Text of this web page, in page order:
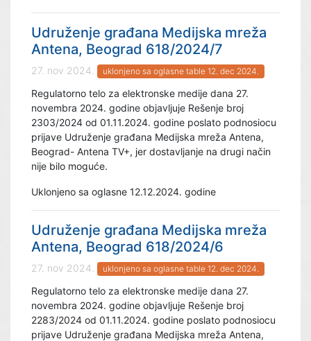
Udruženje građana Medijska mreža
Antena, Beograd 618/2024/7
27. nov 2024. uklonjeno sa oglasne table 12. dec 2024.
Regulatorno telo za elektronske medije dana 27.
novembra 2024. godine objavljuje Rešenje broj
2303/2024 od 01.11.2024. godine poslato podnosiocu
prijave Udruženje građana Medijska mreža Antena,
Beograd- Antena TV+, jer dostavljanje na drugi način
nije bilo moguće.
Uklonjeno sa oglasne 12.12.2024. godine
Udruženje građana Medijska mreža
Antena, Beograd 618/2024/6
27. nov 2024. uklonjeno sa oglasne table 12. dec 2024.
Regulatorno telo za elektronske medije dana 27.
novembra 2024. godine objavljuje Rešenje broj
2283/2024 od 01.11.2024. godine poslato podnosiocu
prijave Udruženje građana Medijska mreža Antena,